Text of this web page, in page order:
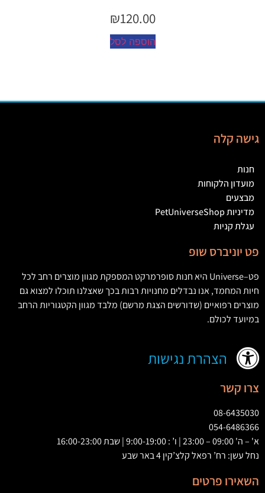
45.00
הוספה לסל
גישה קלה
חנות
מועדון הלקוחות
מבצעים
מדיניות PetUniverseShop
עגלת קניות
פט יוניברס שופ
פט–
Universe היא חנות סופרמרקט המספקת מגוון מוצרים רחב לכל
חיות המחמד,אנו נבדלים מחנויות רבות בכך שאצלנו תוכלו למצוא גם
מוצרים רפואיים (שדורשים הצגת מרשם) מלבד מגוון הקטגוריות הרחב
במיועד לכולם.
הצהרת נגישות
צרו קשר
08-6435030
054-6486366
א' – ה' 09:00 – 23:00 | ו’ : 9:00-19:00 | שבת 16:00-23:00
נחל עשן: רח’ רפאל קלצ’קין 4 באר שבע
השאירו פרטים